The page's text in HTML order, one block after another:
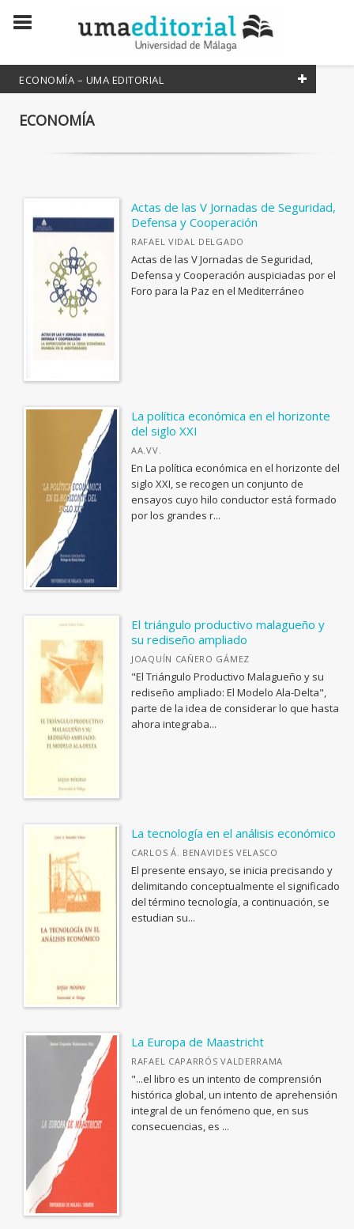
ECONOMÍA – UMA EDITORIAL
FILTRADO POR:
<Genérica>
ANTOLOGÍAS (NO POÉTICAS)
APLICACIONES GRÁFICAS Y MULTIMEDIA
ARQUITECTURA
ARTE Y DISEÑO INDUSTRIAL / COMERCIAL
ASTRONOMÍA, ESPACIO Y TIEMPO
BIBLIOTECAS Y CIENCIAS DE LA INFORMACIÓN
BIOGRAFÍA: GENERAL
BIOLOGIA, CIENCIAS DE LA VIDA
<Genérica>
ANTOLOGÍAS (NO POÉTICAS)
APLICACIONES GRÁFICAS Y MULTIMEDIA
ARQUEOLOGÍA
ARQUITECTURA
ARTE Y DISEÑO INDUSTRIAL / COMERCIAL
ASTRONOMÍA, ESPACIO Y TIEMPO
BIBLIOTECAS Y CIENCIAS DE LA INFORMACIÓN
BIOGRAFÍA: GENERAL
BIOLOGIA, CIENCIAS DE LA VIDA
COLECCIONES CIENTÍFICAS
Manuales
Textos Mínimos
Lecciones Inaugurales
Publicaciones Institucionales
OTRAS PUBLICACIONES
Coediciones
Colecciones cerradas
Fuera de colección
CATÁLOGOS PDF
Guía de Estilo para la Edición
Informe evaluación de monografías
ECONOMÍA
Actas de las V Jornadas de Seguridad,
Defensa y Cooperación
RAFAEL VIDAL DELGADO
Actas de las V Jornadas de Seguridad,
Defensa y Cooperación auspiciadas por el
Foro para la Paz en el Mediterráneo
La política económica en el horizonte
del siglo XXI
AA.VV.
En La política económica en el horizonte del
siglo XXI, se recogen un conjunto de
ensayos cuyo hilo conductor está formado
por los grandes r...
El triángulo productivo malagueño y
su rediseño ampliado
JOAQUÍN CAÑERO GÁMEZ
"El Triángulo Productivo Malagueño y su
rediseño ampliado: El Modelo Ala-Delta",
parte de la idea de considerar lo que hasta
ahora integraba...
La tecnología en el análisis económico
CARLOS Á. BENAVIDES VELASCO
El presente ensayo, se inicia precisando y
delimitando conceptualmente el significado
del término tecnología, a continuación, se
estudian su...
La Europa de Maastricht
RAFAEL CAPARRÓS VALDERRAMA
"...el libro es un intento de comprensión
histórica global, un intento de aprehensión
integral de un fenómeno que, en sus
consecuencias, es ...